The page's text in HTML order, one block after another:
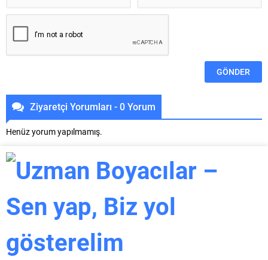
Ziyaretçi Yorumları - 0 Yorum
Henüz yorum yapılmamış.